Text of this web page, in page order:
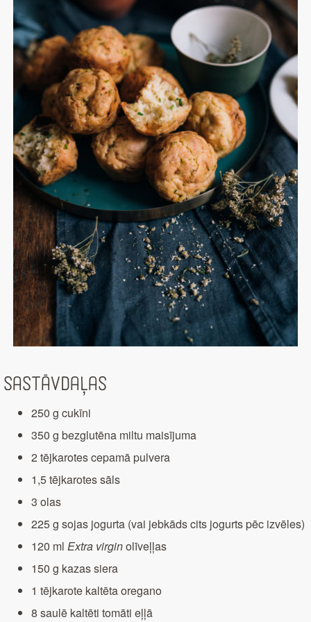
Sastāvdaļas
250 g cukīni
350 g bezglutēna miltu maisījuma
2 tējkarotes cepamā pulvera
1,5 tējkarotes sāls
3 olas
225 g sojas jogurta (vai jebkāds cits jogurts pēc izvēles)
120 ml Extra virginolīveļļas
150 g kazas siera
1 tējkarote kaltēta oregano
8 saulē kaltēti tomāti eļļā